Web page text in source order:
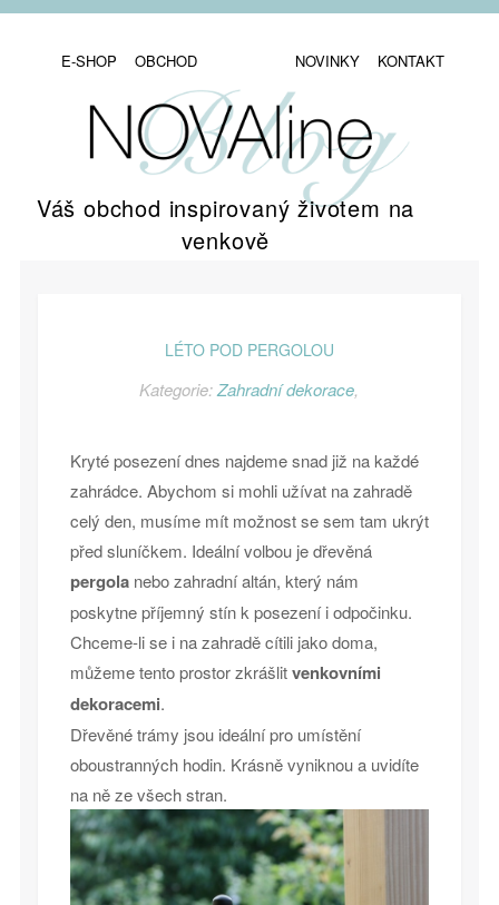
E-SHOP OBCHOD NOVINKY KONTAKT
Váš obchod inspirovaný životem na
venkově
LÉTO POD PERGOLOU
Kategorie:Zahradní dekorace,
Kryté posezení dnes najdeme snad již na každé
zahrádce. Abychom si mohli užívat na zahradě
celý den, musíme mít možnost se sem tam ukrýt
před sluníčkem. Ideální volbou je dřevěná
pergolanebo zahradní altán, který nám
poskytne příjemný stín k posezení i odpočinku.
Chceme-li se i na zahradě cítili jako doma,
můžeme tento prostor zkrášlitvenkovními
dekoracemi.
Dřevěné trámy jsou ideální pro umístění
oboustranných hodin. Krásně vyniknou a uvidíte
na ně ze všech stran.